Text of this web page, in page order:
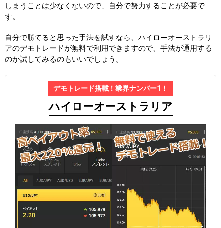
しまうことは少なくないので、自分で努力することが必要で
す。
自分で勝てると思った手法を試すなら、ハイローオーストラリ
アのデモトレードが無料で利用できますので、手法が通用する
のか試してみるのもいいでしょう。
デモトレード搭載！業界ナンバー1！
ハイローオーストラリア